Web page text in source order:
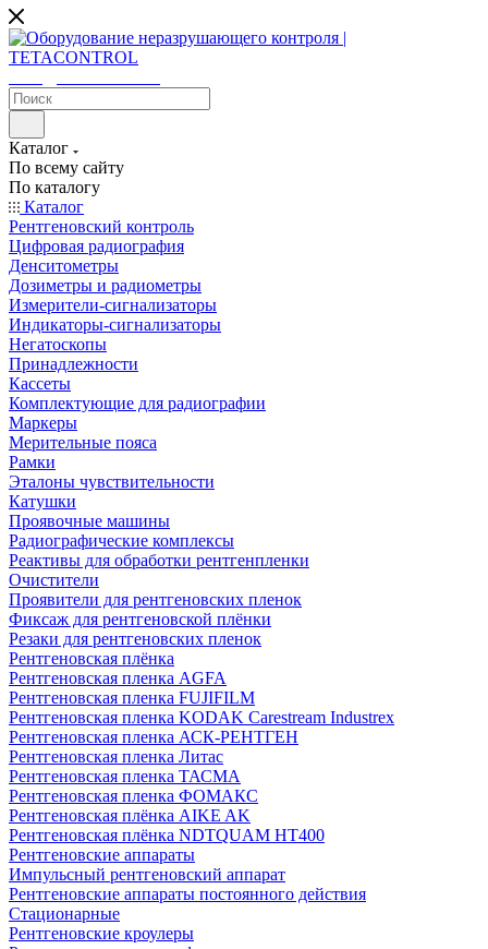
Каталог
По всему сайту
По каталогу
Каталог
Рентгеновский контроль
Цифровая радиография
Денситометры
Дозиметры и радиометры
Измерители-сигнализаторы
Индикаторы-сигнализаторы
Негатоскопы
Принадлежности
Кассеты
Комплектующие для радиографии
Маркеры
Мерительные пояса
Рамки
Эталоны чувствительности
Катушки
Проявочные машины
Радиографические комплексы
Реактивы для обработки рентгенпленки
Очистители
Проявители для рентгеновских пленок
Фиксаж для рентгеновской плёнки
Резаки для рентгеновских пленок
Рентгеновская плёнка
Рентгеновская пленка AGFA
Рентгеновская пленка FUJIFILM
Рентгеновская пленка KODAK Carestream Industrex
Рентгеновская пленка АСК-РЕНТГЕН
Рентгеновская пленка Литас
Рентгеновская пленка ТАСМА
Рентгеновская пленка ФОМАКС
Рентгеновская плёнка AIKE AK
Рентгеновская плёнка NDTQUAM HT400
Рентгеновские аппараты
Импульсный рентгеновский аппарат
Рентгеновские аппараты постоянного действия
Стационарные
Рентгеновские кроулеры